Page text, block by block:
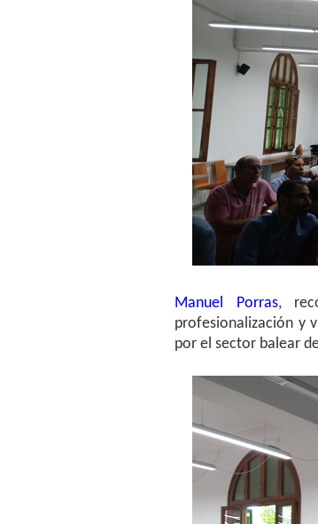
Manuel Porras,
profesionalización y
por el sector balear